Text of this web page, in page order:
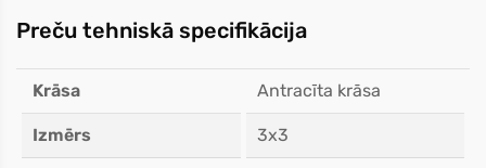
Preču tehniskā specifikācija
Krāsa Antracīta krāsa
Izmērs 3x3